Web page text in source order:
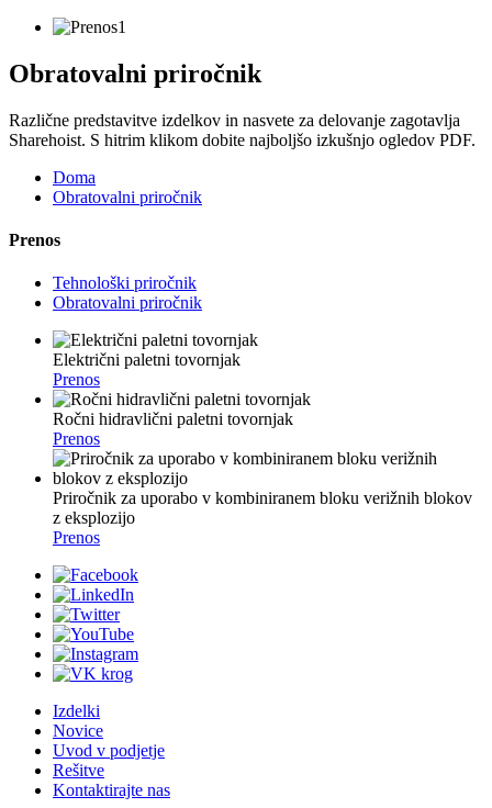
Obratovalni priročnik
Različne predstavitve izdelkov in nasvete za delovanje zagotavlja
Sharehoist. S hitrim klikom dobite najboljšo izkušnjo ogledov PDF.
Doma
Obratovalni priročnik
Prenos
Tehnološki priročnik
Obratovalni priročnik
Električni paletni tovornjak
Prenos
Ročni hidravlični paletni tovornjak
Prenos
Priročnik za uporabo v kombiniranem bloku verižnih blokov
z eksplozijo
Prenos
Izdelki
Novice
Uvod v podjetje
Rešitve
Kontaktirajte nas